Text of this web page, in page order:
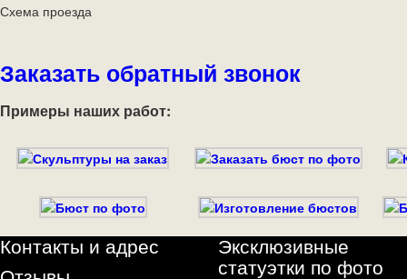
Схема проезда
Заказать обратный звонок
Примеры наших работ:
Контакты и адрес
Эксклюзивные
статуэтки по фото